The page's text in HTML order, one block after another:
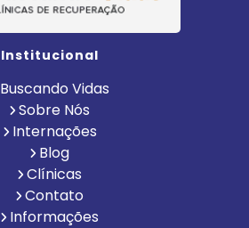
Institucional
Buscando Vidas
Sobre Nós
Internações
Blog
Clínicas
Contato
Informações